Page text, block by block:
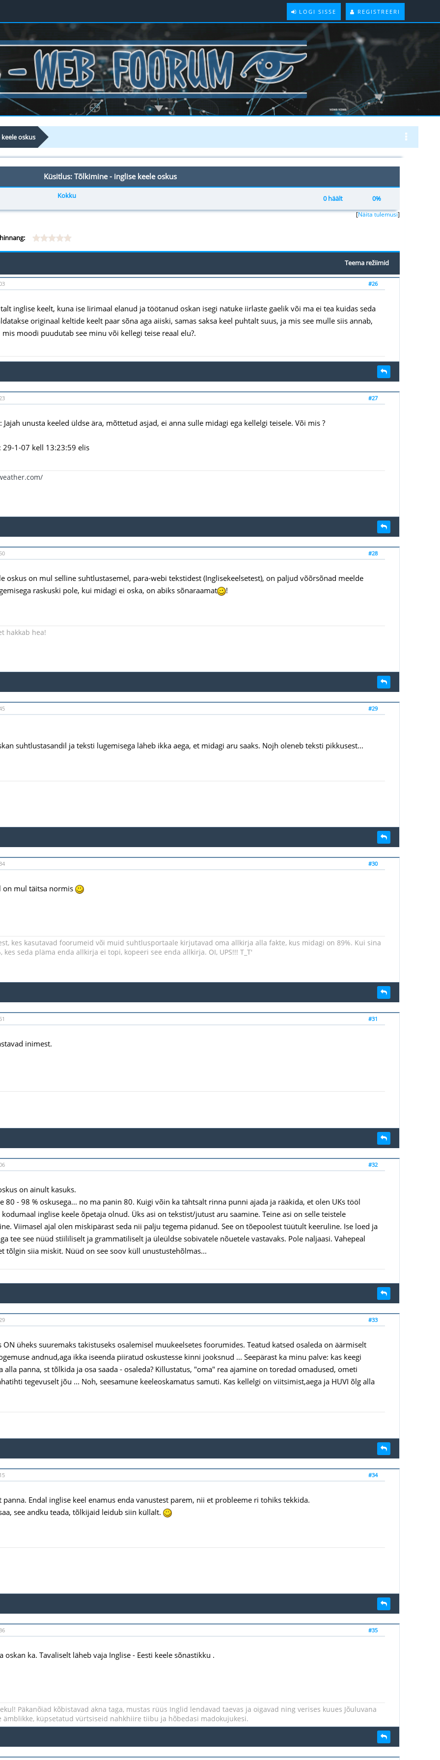
LOGI SISSE REGISTREERI
oskus
Küsitlus: Tõlkimine - inglise keele oskus
Kokku 0 häält 0%
[Näita tulemusi]
Teema režiimid
#26
inglise keelt, kuna ise Iirimaal elanud ja töötanud oskan isegi natuke iirlaste gaelik või ma ei tea kuidas seda
originaal keltide keelt paar sõna aga aiiski, samas saksa keel puhtalt suus, ja mis see mulle siis annab,
mis moodi puudutab see minu või kellegi teise reaal elu?.
#27
Jajah unusta keeled üldse ära, mõttetud asjad, ei anna sulle midagi ega kellelgi teisele. Või mis ?
29-1-07 kell 13:23:59 elis
#28
oskus on mul selline suhtlustasemel, para-webi tekstidest (Inglisekeelsetest), on paljud võõrsõnad meelde
raskuski pole, kui midagi ei oska, on abiks sõnaraamat
!
hakkab hea!
#29
suhtlustasandil ja teksti lugemisega läheb ikka aega, et midagi aru saaks. Nojh oleneb teksti pikkusest...
#30
on mul täitsa normis
kes kasutavad foorumeid või muid suhtlusportaale kirjutavad oma allkirja alla fakte, kus midagi on 89%. Kui sina
kes seda pläma enda allkirja ei topi, kopeeri see enda allkirja. OI, UPS!!! T_T'
#31
inimest.
#32
on ainult kasuks.
80 - 98 % oskusega... no ma panin 80. Kuigi võin ka tähtsalt rinna punni ajada ja rääkida, et olen UKs tööl
inglise keele õpetaja olnud. Üks asi on tekstist/jutust aru saamine. Teine asi on selle teistele
Viimasel ajal olen miskipärast seda nii palju tegema pidanud. See on tõepoolest tüütult keeruline. Ise loed ja
tee see nüüd stiililiselt ja grammatiliselt ja üleüldse sobivatele nõuetele vastavaks. Pole naljaasi. Vahepeal
tõlgin siia miskit. Nüüd on see soov küll unustustehõlmas...
#33
ON üheks suuremaks takistuseks osalemisel muukeelsetes foorumides. Teatud katsed osaleda on äärmiselt
andnud,aga ikka iseenda piiratud oskustesse kinni jooksnud ... Seepärast ka minu palve: kas keegi
alla panna, st tõlkida ja osa saada - osaleda? Killustatus, "oma" rea ajamine on toredad omadused, ometi
tegevuselt jõu ... Noh, seesamune keeleoskamatus samuti. Kas kellelgi on viitsimist,aega ja HUVI õlg alla
#34
panna. Endal inglise keel enamus enda vanustest parem, nii et probleeme ri tohiks tekkida.
see andku teada, tõlkijaid leidub siin küllalt.
#35
oskan ka. Tavaliselt läheb vaja Inglise - Eesti keele sõnastikku .
Päkanõiad kõbistavad akna taga, mustas rüüs Inglid lendavad taevas ja oigavad ning verises kuues Jõuluvana
ämblikke, küpsetatud vürtsiseid nahkhiire tiibu ja hõbedasi madokujukesi.